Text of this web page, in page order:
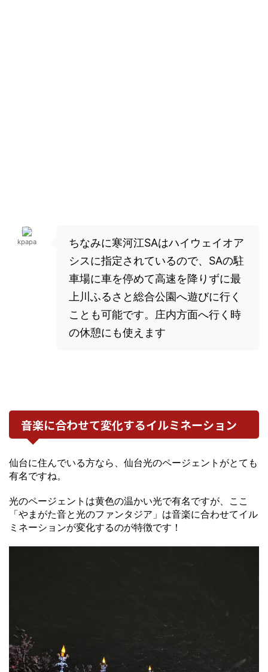
kpapa
ちなみに寒河江SAはハイウェイオア
シスに指定されているので、SAの駐
車場に車を停めて高速を降りずに最
上川ふるさと総合公園へ遊びに行く
ことも可能です。庄内方面へ行く時
の休憩にも使えます
音楽に合わせて変化するイルミネーション
仙台に住んでいる方なら、仙台光のページェントがとても
有名ですね。
光のページェントは黄色の温かい光で有名ですが、ここ
「やまがた音と光のファンタジア」は音楽に合わせてイル
ミネーションが変化するのが特徴です！